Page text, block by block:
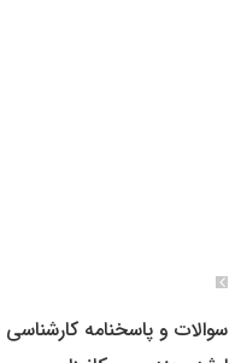
سوالات و پاسخنامه کارشناسی